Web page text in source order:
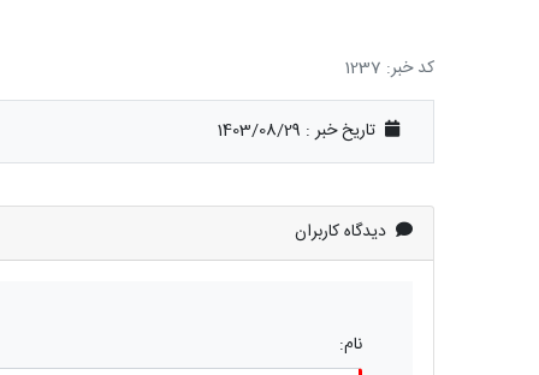
کد خبر: 1237
تاریخ خبر : 1403/08/29
دیدگاه کاربران
نام: